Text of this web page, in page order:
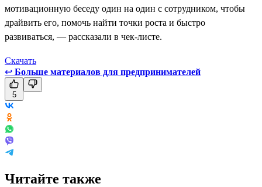
мотивационную беседу один на один с сотрудником, чтобы
драйвить его, помочь найти точки роста и быстро
развиваться, — рассказали в чек-листе.
Скачать
↩ Больше материалов для предпринимателей
5
Читайте также